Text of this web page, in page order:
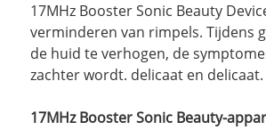
17MHz Booster Sonic Beauty
verminderen van rimpels. Tijdens
de huid te verhogen, de
zachter wordt. delicaat en delicaat.
17MHz Booster Sonic Beauty-